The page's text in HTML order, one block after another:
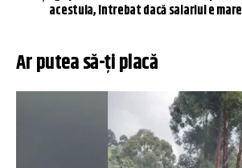
acestuia, întrebat dacă salariul e mare
Ar putea să-ți placă